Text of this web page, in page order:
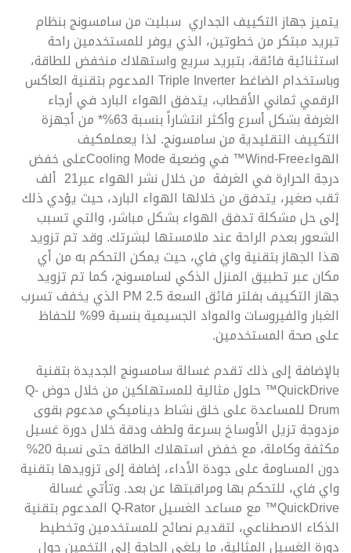
يتميز جهاز التكييف الجداري سبليت من سامسونج بنظام
تبريد مبتكر من خطوتين، الذي يوفر للمستخدمين راحة
استثنائية فائقة، بتبريد سريع واستهلاك منخفض للطاقة،
وباستخدام الضاغط Triple Inverter المدعوم بتقنية العاكس
الرقمي ثماني الأقطاب، يتدفق الهواء البارد في أرجاء
الغرفة بشكل أسرع وأكثر انتشاراً بنسبة 63%* من أجهزة
التكييف التقليدية من سامسونج. لذا يعملمكيف
الهواءWind-Free™ في وضعية Cooling Modeعلى خفض
درجة الحرارة في الغرفة من خلال نشر الهواء عبر21 ألف
ثقب صغير، يتدفق من خلالها الهواء البارد، حيث يؤدي ذلك
إلى حل مشكلة تدفق الهواء بشكل مباشر، والتي تسبب
الشعور بعدم الراحة عند ملامستها لبشرتك. وقد تم تزويد
هذا الجهاز بتقنية واي فاي، حيث يمكن التحكم به من أي
مكان عبر تطبيق المنزل الذكي لسامسونج، كما تم تزويد
جهاز التكييف بفلتر فائق السعة PM 2.5 الذي يخفف تسرب
الغبار والفيروسات والمواد الجسيمية بنسبة 99% للحفاظ
على صحة المستخدمين.
بالإضافة إلى ذلك تقدم غسالة سامسونج الجديدة بتقنية
QuickDrive™ حلول مثالية للمستهلكين من خلال حوض Q-
Drum للمساعدة على خلق نشاط ديناميكي مدعوم بقوى
مزدوجة تزيل الأوساخ بسرعة ولطف ودقة خلال دورة غسيل
مكثفة وكاملة، مع خفض استهلاك الطاقة حتى نسبة 20%
دون المساومة على جودة الأداء، إضافة إلى تزويدها بتقنية
واي فاي، للتحكم بها ومراقبتها عن بعد. وتأتي غسالة
QuickDrive™ مع مساعد الغسيل Q-Rator المدعوم بتقنية
الذكاء الاصطناعي، لتقديم نصائح للمستخدمين وتخطيط
دورة الغسيل المثالية، ما يلغي الحاجة إلى التخمين حول